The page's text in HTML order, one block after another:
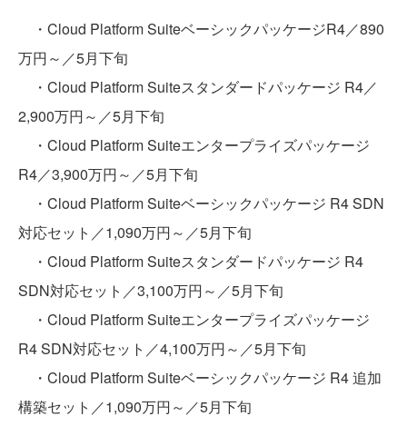
・Cloud Platform SuiteベーシックパッケージR4／890
万円～／5月下旬
・Cloud Platform Suiteスタンダードパッケージ R4／
2,900万円～／5月下旬
・Cloud Platform Suiteエンタープライズパッケージ
R4／3,900万円～／5月下旬
・Cloud Platform Suiteベーシックパッケージ R4 SDN
対応セット／1,090万円～／5月下旬
・Cloud Platform Suiteスタンダードパッケージ R4
SDN対応セット／3,100万円～／5月下旬
・Cloud Platform Suiteエンタープライズパッケージ
R4 SDN対応セット／4,100万円～／5月下旬
・Cloud Platform Suiteベーシックパッケージ R4 追加
構築セット／1,090万円～／5月下旬